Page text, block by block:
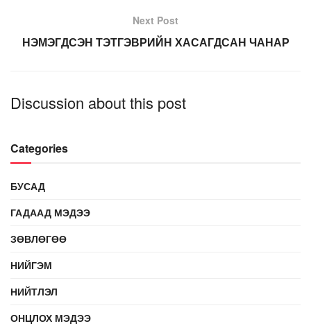
Next Post
НЭМЭГДСЭН ТЭТГЭВРИЙН ХАСАГДСАН ЧАНАР
Discussion about this post
Categories
БУСАД
ГАДААД МЭДЭЭ
ЗӨВЛӨГӨӨ
НИЙГЭМ
НИЙТЛЭЛ
ОНЦЛОХ МЭДЭЭ